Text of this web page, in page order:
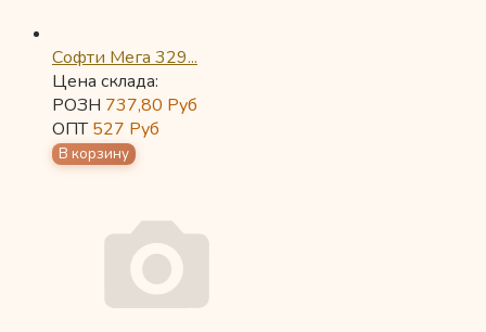
Софти Мега 329...
Цена склада:
РОЗН 737,80 Руб
ОПТ527 Руб